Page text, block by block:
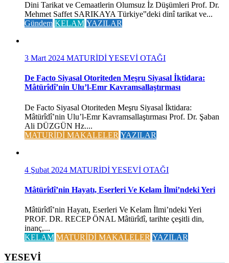
Dini Tarikat ve Cemaatlerin Olumsuz İz Düşümleri Prof. Dr.
Mehmet Saffet SARIKAYA Türkiye‟deki dinî tarikat ve...
Gündem KELAM YAZILAR
3 Mart 2024 MATURİDİ YESEVİ OTAĞI
De Facto Siyasal Otoriteden Meşru Siyasal İktidara:
Mâtürîdî’nin Ulu’l-Emr Kavramsallaştırması
De Facto Siyasal Otoriteden Meşru Siyasal İktidara:
Mâtürîdî’nin Ulu’l-Emr Kavramsallaştırması Prof. Dr. Şaban
Ali DÜZGÜN Hz....
MATURİDİ MAKALELER YAZILAR
4 Şubat 2024 MATURİDİ YESEVİ OTAĞI
Mâtürîdî’nin Hayatı, Eserleri Ve Kelam İlmi’ndeki Yeri
Mâtürîdî’nin Hayatı, Eserleri Ve Kelam İlmi’ndeki Yeri
PROF. DR. RECEP ÖNAL Mâtürîdî, tarihte çeşitli din,
inanç,...
KELAM MATURİDİ MAKALELER YAZILAR
YESEVİ